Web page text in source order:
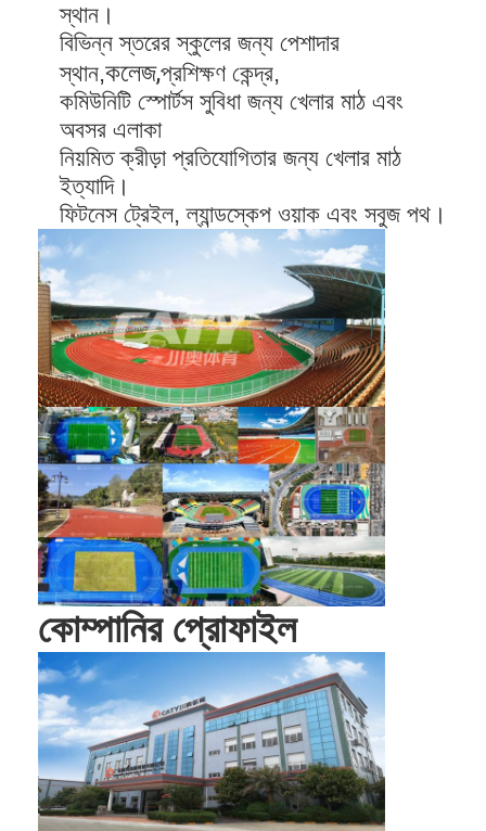
বাড়ি
পণ্য
ভিডিও
আমাদের সম্পর্কে
কারখানা ভ্রমণ
মান নিয়ন্ত্রণ
যোগাযোগ করুন
খবর
এখন চ্যাট
স্পোর্টস রাবারের মেঝে
খেলার মাঠের রাবার মেঝে
ফিটনেস রাবার মেঝে
স্থান।
বিভিন্ন স্তরের স্কুলের জন্য পেশাদার
স্থান,কলেজ,প্রশিক্ষণ কেন্দ্র,
কমিউনিটি স্পোর্টস সুবিধা জন্য খেলার মাঠ এবং
অবসর এলাকা
নিয়মিত ক্রীড়া প্রতিযোগিতার জন্য খেলার মাঠ
ইত্যাদি।
ফিটনেস ট্রেইল, ল্যান্ডস্কেপ ওয়াক এবং সবুজ পথ।
কোম্পানির প্রোফাইল